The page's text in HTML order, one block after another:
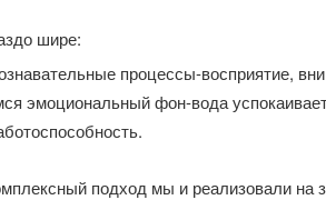
шире:
процессы-восприятие,
эмоциональный фон-вода
подход мы и реализовали на